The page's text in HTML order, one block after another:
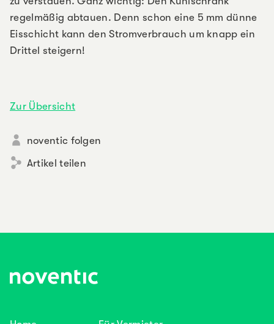
regelmäßig abtauen. Denn schon eine 5 mm dünne
Eisschicht kann den Stromverbrauch um knapp ein
Drittel steigern!
Zur Übersicht
noventic folgen
Artikel teilen